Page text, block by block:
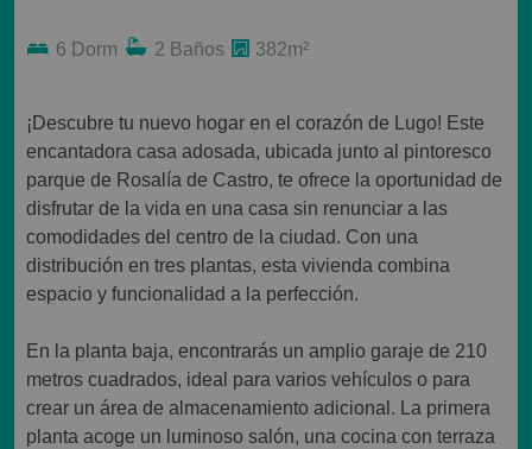
6 Dorm 2 Baños 382m²
¡Descubre tu nuevo hogar en el corazón de Lugo! Este
encantadora casa adosada, ubicada junto al pintoresco
parque de Rosalía de Castro, te ofrece la oportunidad de
disfrutar de la vida en una casa sin renunciar a las
comodidades del centro de la ciudad. Con una
distribución en tres plantas, esta vivienda combina
espacio y funcionalidad a la perfección.
En la planta baja, encontrarás un amplio garaje de 210
metros cuadrados, ideal para varios vehículos o para
crear un área de almacenamiento adicional. La primera
planta acoge un luminoso salón, una cocina con terraza